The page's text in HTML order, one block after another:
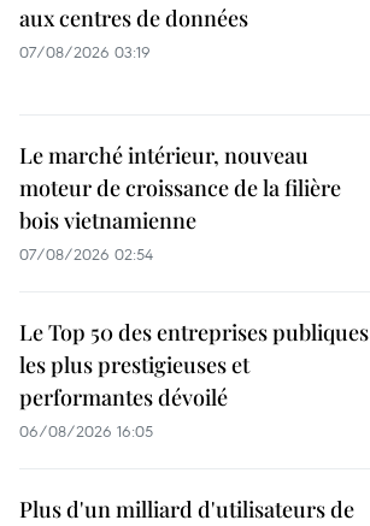
aux centres de données
07/08/2026 03:19
Le marché intérieur, nouveau
moteur de croissance de la filière
bois vietnamienne
07/08/2026 02:54
Le Top 50 des entreprises publiques
les plus prestigieuses et
performantes dévoilé
06/08/2026 16:05
Plus d'un milliard d'utilisateurs de